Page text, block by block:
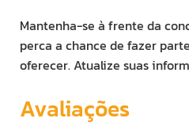
Mantenha-se à frente da
perca a chance de fazer
oferecer. Atualize suas
Avaliações